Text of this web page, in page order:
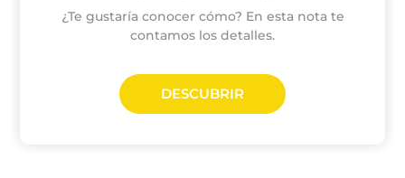
¿Te gustaría conocer cómo? En esta nota te
contamos los detalles.
DESCUBRIR